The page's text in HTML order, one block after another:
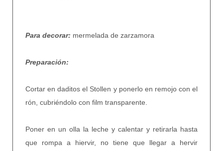
Para decorar: mermelada de zarzamora
Preparación:
Cortar en daditos el Stollen y ponerlo en remojo con el
rón, cubriéndolo con film transparente.
Poner en un olla la leche y calentar y retirarla hasta
que rompa a hiervir, no tiene que llegar a hervir